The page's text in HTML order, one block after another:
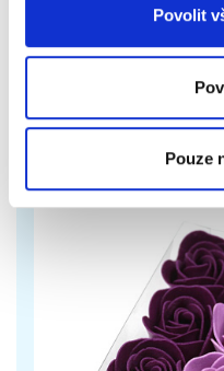
Povolit
Pouze